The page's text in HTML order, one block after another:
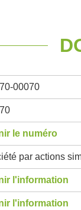
00070
le numéro
par actions
l'information
l'information